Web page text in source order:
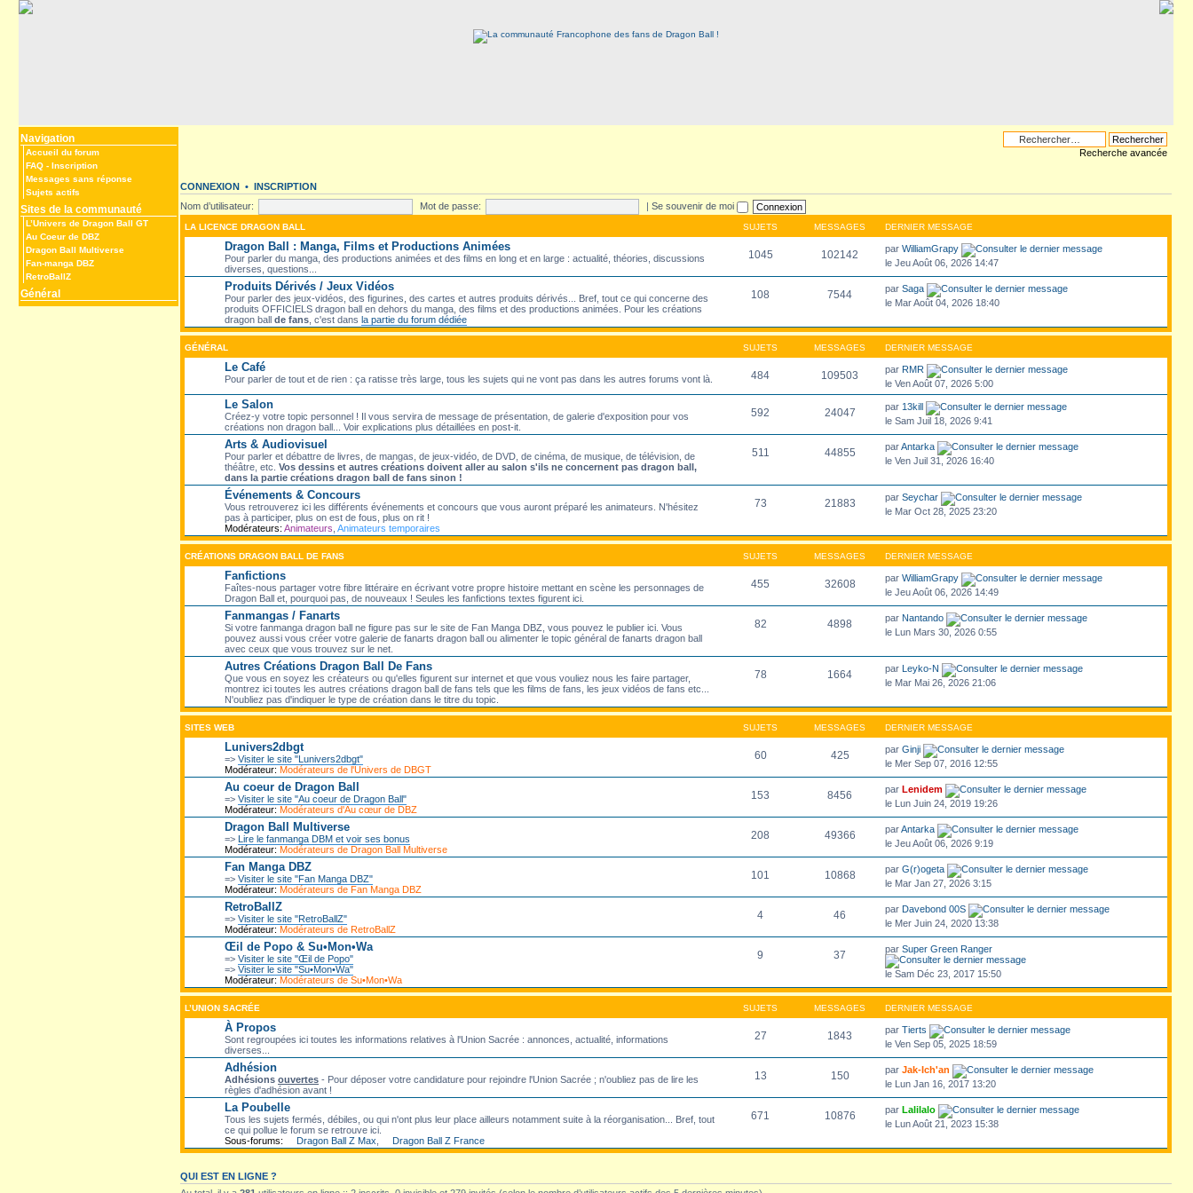
Navigation
Accueil du forum
FAQ - Inscription
Messages sans réponse
Sujets actifs
Sites de la communauté
L’Univers de Dragon Ball GT
Au Coeur de DBZ
Dragon Ball Multiverse
Fan-manga DBZ
RetroBallZ
Général
Recherche avancée
CONNEXION • INSCRIPTION
Nom d’utilisateur:
Mot de passe: |Se souvenir de moi
LA LICENCE DRAGON BALL SUJETS MESSAGES DERNIER MESSAGE
Dragon Ball : Manga, Films et Productions Animées
Pour parler du manga, des productions animées et des films en long et en large : actualité, théories, discussions
diverses, questions...
1045 102142 par WilliamGrapy
le Jeu Août 06, 2026 14:47
Produits Dérivés / Jeux Vidéos
Pour parler des jeux-vidéos, des figurines, des cartes et autres produits dérivés... Bref, tout ce qui concerne des
produits OFFICIELS dragon ball en dehors du manga, des films et des productions animées. Pour les créations
dragon ball de fans , c'est dans la partie du forum dédiée
108 7544 par Saga
le Mar Août 04, 2026 18:40
GÉNÉRAL SUJETS MESSAGES DERNIER MESSAGE
Le Café
Pour parler de tout et de rien : ça ratisse très large, tous les sujets qui ne vont pas dans les autres forums vont là. 484 109503 par RMR
le Ven Août 07, 2026 5:00
Le Salon
Créez-y votre topic personnel ! Il vous servira de message de présentation, de galerie d'exposition pour vos
créations non dragon ball... Voir explications plus détaillées en post-it.
592 24047 par 13kill
le Sam Juil 18, 2026 9:41
Arts & Audiovisuel
Pour parler et débattre de livres, de mangas, de jeux-vidéo, de DVD, de cinéma, de musique, de télévision, de
théâtre, etc. Vos dessins et autres créations doivent aller au salon s'ils ne concernent pas dragon ball,
dans la partie créations dragon ball de fans sinon !
511 44855 parAntarka
le Ven Juil 31, 2026 16:40
Événements & Concours
Vous retrouverez ici les différents événements et concours que vous auront préparé les animateurs. N'hésitez
pas à participer, plus on est de fous, plus on rit !
Modérateurs: Animateurs Animateurs temporaires
73 21883 par Seychar
le Mar Oct 28, 2025 23:20
CRÉATIONS DRAGON BALL DE FANS SUJETS MESSAGES DERNIER MESSAGE
Fanfictions
Faîtes-nous partager votre fibre littéraire en écrivant votre propre histoire mettant en scène les personnages de
Dragon Ball et, pourquoi pas, de nouveaux ! Seules les fanfictions textes figurent ici.
455 32608 par WilliamGrapy
le Jeu Août 06, 2026 14:49
Fanmangas / Fanarts
Si votre fanmanga dragon ball ne figure pas sur le site de Fan Manga DBZ, vous pouvez le publier ici. Vous
pouvez aussi vous créer votre galerie de fanarts dragon ball ou alimenter le topic général de fanarts dragon ball
avec ceux que vous trouvez sur le net.
82 4898 par Nantando
le Lun Mars 30, 2026 0:55
Autres Créations Dragon Ball De Fans
Que vous en soyez les créateurs ou qu'elles figurent sur internet et que vous vouliez nous les faire partager,
montrez ici toutes les autres créations dragon ball de fans tels que les films de fans, les jeux vidéos de fans etc...
N'oubliez pas d'indiquer le type de création dans le titre du topic.
78 1664 par Leyko-N
le Mar Mai 26, 2026 21:06
SITES WEB SUJETS MESSAGES DERNIER MESSAGE
Lunivers2dbgt
=> Visiter le site "Lunivers2dbgt"
Modérateur: Modérateurs de l'Univers de DBGT
60 425 par Ginji
le Mer Sep 07, 2016 12:55
Au coeur de Dragon Ball
=> Visiter le site "Au coeur de Dragon Ball"
Modérateur: Modérateurs d'Au cœur de DBZ
153 8456 par Lenidem
le Lun Juin 24, 2019 19:26
Dragon Ball Multiverse
=> Lire le fanmanga DBM et voir ses bonus
Modérateur: Modérateurs de Dragon Ball Multiverse
208 49366 parAntarka
le Jeu Août 06, 2026 9:19
Fan Manga DBZ
=> Visiter le site "Fan Manga DBZ"
Modérateur: Modérateurs de Fan Manga DBZ
101 10868 par G(r)ogeta
le Mar Jan 27, 2026 3:15
RetroBallZ
=> Visiter le site "RetroBallZ"
Modérateur: Modérateurs de RetroBallZ
4 46 par Davebond 00S
le Mer Juin 24, 2020 13:38
Œil de Popo & Su•Mon•Wa
=> Visiter le site "Œil de Popo"
=> Visiter le site "Su•Mon•Wa"
Modérateur: Modérateurs de Su•Mon•Wa
9 37 par Super Green Ranger
le Sam Déc 23, 2017 15:50
L’UNION SACRÉE SUJETS MESSAGES DERNIER MESSAGE
À Propos
Sont regroupées ici toutes les informations relatives à l'Union Sacrée : annonces, actualité, informations
diverses...
27 1843 par Tierts
le Ven Sep 05, 2025 18:59
Adhésion
Adhésions ouvertes - Pour déposer votre candidature pour rejoindre l'Union Sacrée ; n'oubliez pas de lire les
règles d'adhésion avant !
13 150 par Jak-Ich'an
le Lun Jan 16, 2017 13:20
La Poubelle
Tous les sujets fermés, débiles, ou qui n'ont plus leur place ailleurs notamment suite à la réorganisation... Bref, tout
ce qui pollue le forum se retrouve ici.
Sous-forums:
Dragon Ball Z Max Dragon Ball Z France
671 10876 par Lalilalo
le Lun Août 21, 2023 15:38
QUI EST EN LIGNE ?